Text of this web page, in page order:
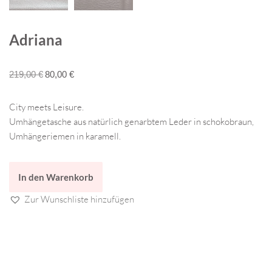
Adriana
219,00€80,00 €
City meets Leisure.
Umhängetasche aus natürlich genarbtem Leder in schokobraun,
Umhängeriemen in karamell.
In den Warenkorb
Zur Wunschliste hinzufügen